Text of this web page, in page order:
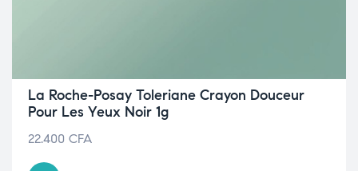
La Roche-Posay Toleriane Crayon Douceur
Pour Les Yeux Noir 1g
22.400 CFA